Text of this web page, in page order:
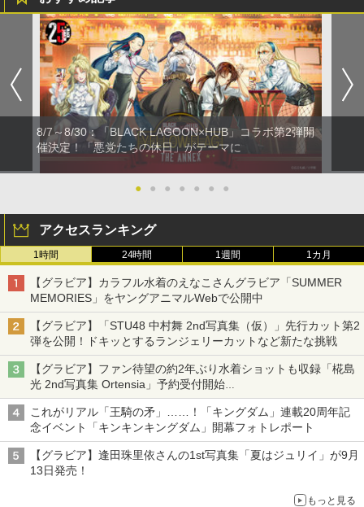
8/7～8/30：「BLACK LAGOON×HUB」コラボ第2弾開
催決定！「悪党たちの休日」がテーマに
● ● ● ● ● ● ●
アクセスランキング
1時間 24時間 1週間 1カ月
【グラビア】カラフル水着のえなこさんグラビア「SUMMER
MEMORIES」をヤングアニマルWebで公開中
【グラビア】「STU48 中村舞 2nd写真集（仮）」先行カット第2
弾を公開！ドキッとするランジェリーカットなど新たな挑戦
【グラビア】ファン待望の約2年ぶり水着ショットも収録「椛島
光 2nd写真集 Ortensia」予約受付開始
10月30日発売
これがリアル「王騎の矛」……！「キングダム」連載20周年記
念イベント「キンキンキングダム」開幕フォトレポート
【グラビア】逢田珠里依さんの1st写真集「夏はジュリイ」が9月
13日発売！
もっと見る